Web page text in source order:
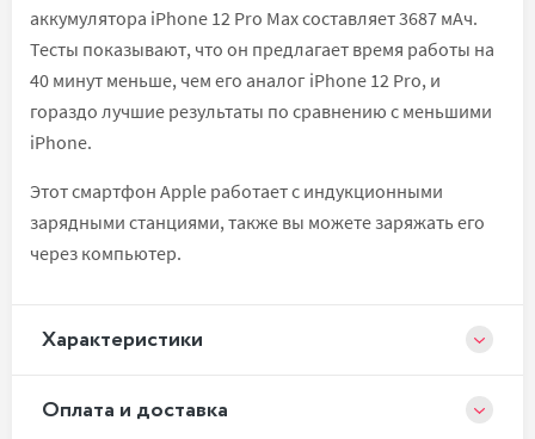
аккумулятора iPhone 12 Pro Max составляет 3687 мАч.
Тесты показывают, что он предлагает время работы на
40 минут меньше, чем его аналог iPhone 12 Pro, и
гораздо лучшие результаты по сравнению с меньшими
iPhone.
Этот смартфон Apple работает с индукционными
зарядными станциями, также вы можете заряжать его
через компьютер.
Xарактеристики
Оплата и доставка